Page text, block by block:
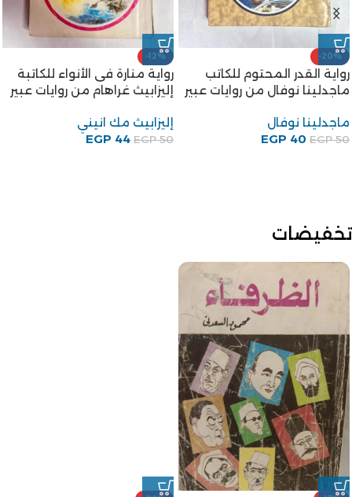
-20%
رواية القدر المحتوم للكاتب
ماجدلينا نوفال من روايات عبير
ماجدلينا نوفال
EGP50
EGP 40
-12%
رواية منارة فى الأنواء للكاتبة
إليزابيث غراهام من روايات عبير
إليزابيث مك انيني
EGP50
EGP 44
تخفيضات